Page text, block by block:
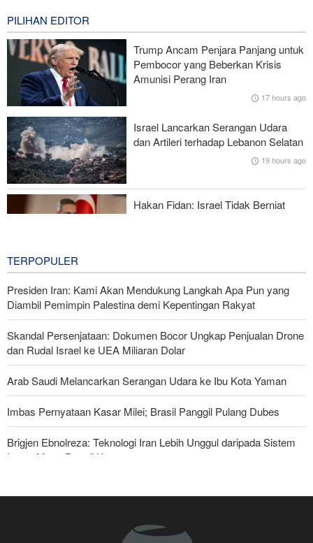
Brigjen Akrami Nia: Artesh dalam Kondisi Siaga Penuh
Foreign Policy: Riyadh Terjepit di Antara Iran dan Ansarullah,
Kebijakan Ini Gagal
Brigjen Ebnolreza: Teknologi Iran Lebih Unggul daripada Sistem
Impor Mana Pun di Kawasan
Mengapa AS Nyaris Kehabisan Senjata dalam perang melawan
Iran?
PILIHAN EDITOR
Trump Ancam Penjara Panjang untuk
Pembocor yang Beberkan Krisis
Amunisi Perang Iran
17 hours ago
Israel Lancarkan Serangan Udara
dan Artileri terhadap Lebanon Selatan
19 hours ago
Hakan Fidan: Israel Tidak Berniat
TERPOPULER
Presiden Iran: Kami Akan Mendukung Langkah Apa Pun yang
Diambil Pemimpin Palestina demi Kepentingan Rakyat
Skandal Persenjataan: Dokumen Bocor Ungkap Penjualan Drone
dan Rudal Israel ke UEA Miliaran Dolar
Arab Saudi Melancarkan Serangan Udara ke Ibu Kota Yaman
Imbas Pernyataan Kasar Milei; Brasil Panggil Pulang Dubes
Brigjen Ebnolreza: Teknologi Iran Lebih Unggul daripada Sistem
Impor Mana Pun di Kawasan